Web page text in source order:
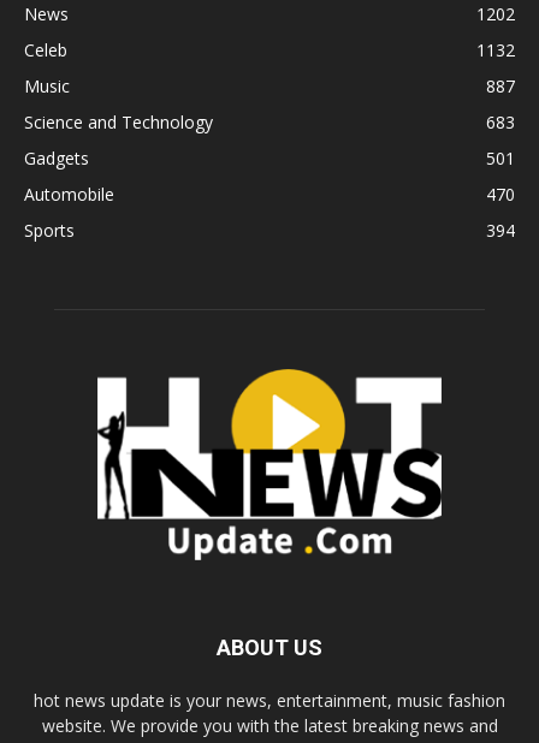
News
1202
Celeb
1132
Music
887
Science and Technology
683
Gadgets
501
Automobile
470
Sports
394
ABOUT US
hot news update is your news, entertainment, music fashion
website. We provide you with the latest breaking news and